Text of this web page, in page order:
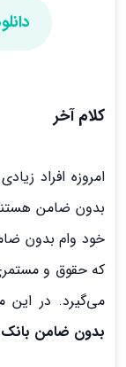
کلام آخر
امروزه افراد
بدون ضامن
خود وام بدون
که حقوق و
می‌گیرد. در این مقاله از
بدون ضامن بانک